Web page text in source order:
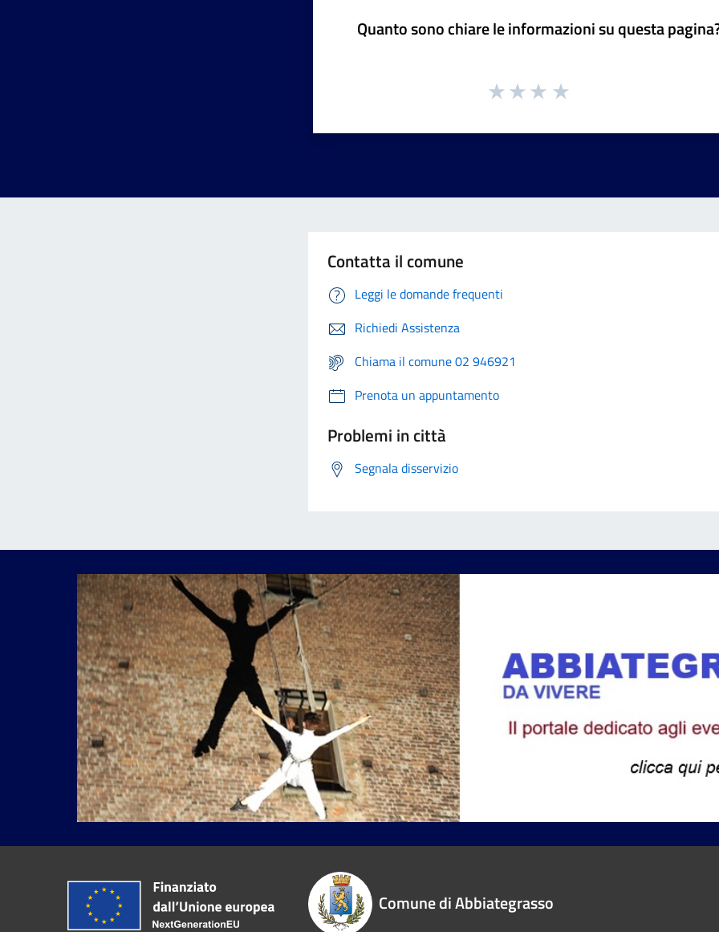
Quanto sono chiare le informazioni su questa
Contatta il comune
Leggi le domande frequenti
Richiedi Assistenza
Chiama il comune 02 946921
Prenota un appuntamento
Problemi in città
Segnala disservizio
Comune di Abbiategrasso